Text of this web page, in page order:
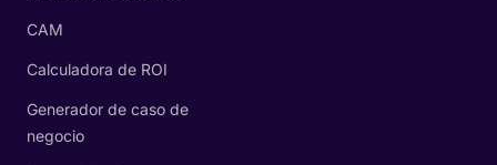
CAM
Calculadora de ROI
Generador de caso de
negocio